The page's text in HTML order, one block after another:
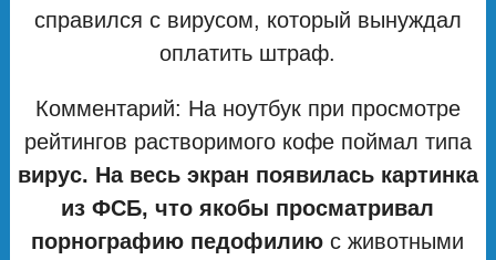
справился с вирусом, который вынуждал
оплатить штраф.
Комментарий: На ноутбук при просмотре
рейтингов растворимого кофе поймал типа
вирус. На весь экран появилась картинка
из ФСБ, что якобы просматривал
порнографию педофилию с животными